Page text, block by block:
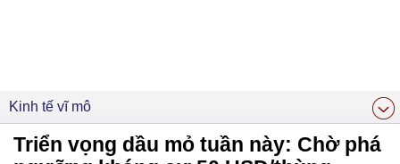
Kinh tế vĩ mô
Triển vọng dầu mỏ tuần này: Chờ phá